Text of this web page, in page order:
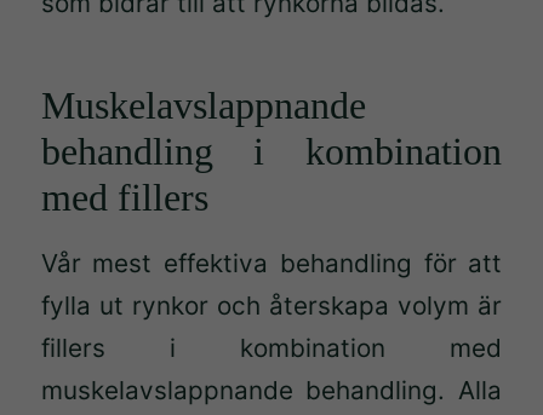
Muskelavslappnande
behandling i kombination
med fillers
Vår mest effektiva behandling för att
fylla ut rynkor och återskapa volym är
fillers i kombination med
muskelavslappnande behandling. Alla